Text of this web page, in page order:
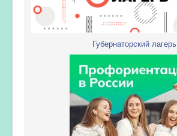
Губернаторский лагерь